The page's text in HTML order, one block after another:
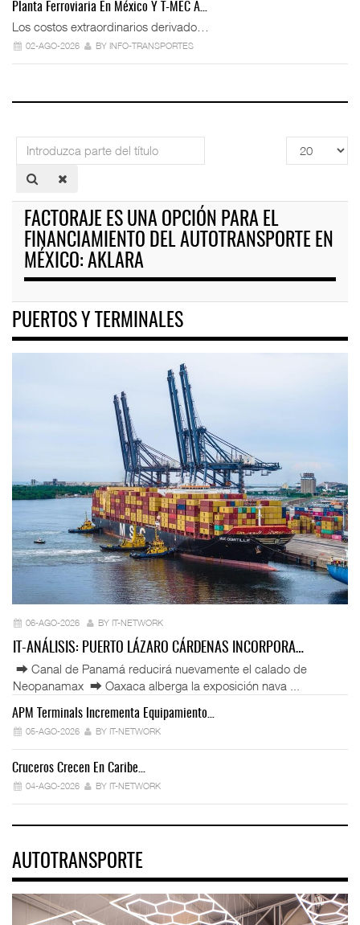
Planta Ferroviaria En México Y T-MEC A…
Los costos extraordinarios derivado…
02-AGO-2026 BY INFO-TRANSPORTES
Introduzca
parte
del
Cantidad
a
FACTORAJE ES UNA OPCIÓN PARA EL
FINANCIAMIENTO DEL AUTOTRANSPORTE EN
MÉXICO: AKLARA
PUERTOS Y TERMINALES
06-AGO-2026 BY IT-NETWORK
IT-ANÁLISIS: PUERTO LÁZARO CÁRDENAS INCORPORA…
⮕ Canal de Panamá reducirá nuevamente el calado de
Neopanamax ⮕ Oaxaca alberga la exposición nava ...
APM Terminals Incrementa Equipamiento…
05-AGO-2026 BY IT-NETWORK
Cruceros Crecen En Caribe…
04-AGO-2026 BY IT-NETWORK
AUTOTRANSPORTE